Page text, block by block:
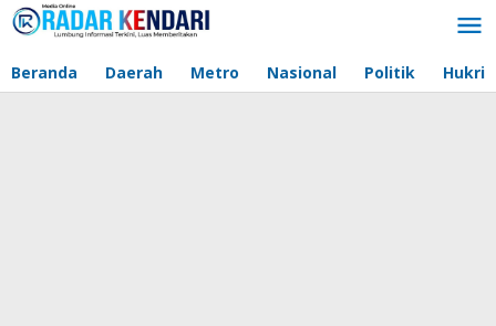
Lewati
ke
Beranda Daerah Metro Nasional Politik